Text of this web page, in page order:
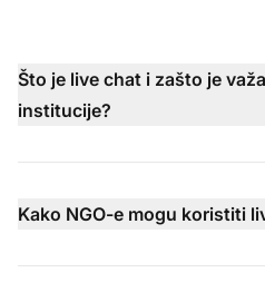
Što je live chat i zašto je
institucije?
Kako NGO-e mogu koristiti